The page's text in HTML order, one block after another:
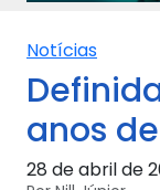
Notícias
anos
28 de abril de